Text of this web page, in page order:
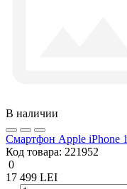
В наличии
Смартфон Apple iPhone
Код товара: 221952
0
17 499 LEI